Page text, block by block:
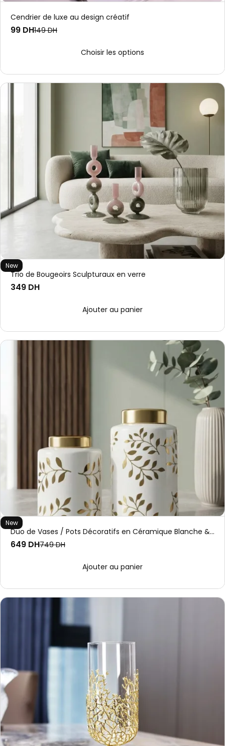
Cendrier de luxe au design créatif
99 DH149 DH
Choisir les options
New
Trio de Bougeoirs Sculpturaux en verre
349 DH
New
Duo de Vases / Pots Décoratifs en Céramique Blanche & Feuillages Dorés
649 DH749 DH